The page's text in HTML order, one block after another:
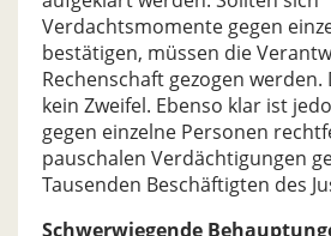
Verdachtsmomente gegen
bestätigen, müssen die
Rechenschaft gezogen
kein Zweifel. Ebenso klar ist
gegen einzelne Personen
pauschalen Verdächtigungen
Tausenden Beschäftigten des
Schwerwiegende